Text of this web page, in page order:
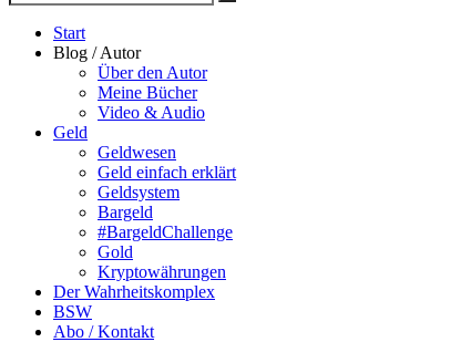
nach
Suche
Start
Blog / Autor
Über den Autor
Meine Bücher
Video & Audio
Geld
Geldwesen
Geld einfach erklärt
Geldsystem
Bargeld
#BargeldChallenge
Gold
Kryptowährungen
Der Wahrheitskomplex
BSW
Abo / Kontakt